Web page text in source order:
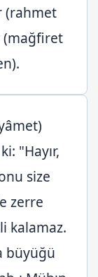
(rahmet
(mağfiret
"Hayır,
size
zerre
kalamaz.
büyüğü